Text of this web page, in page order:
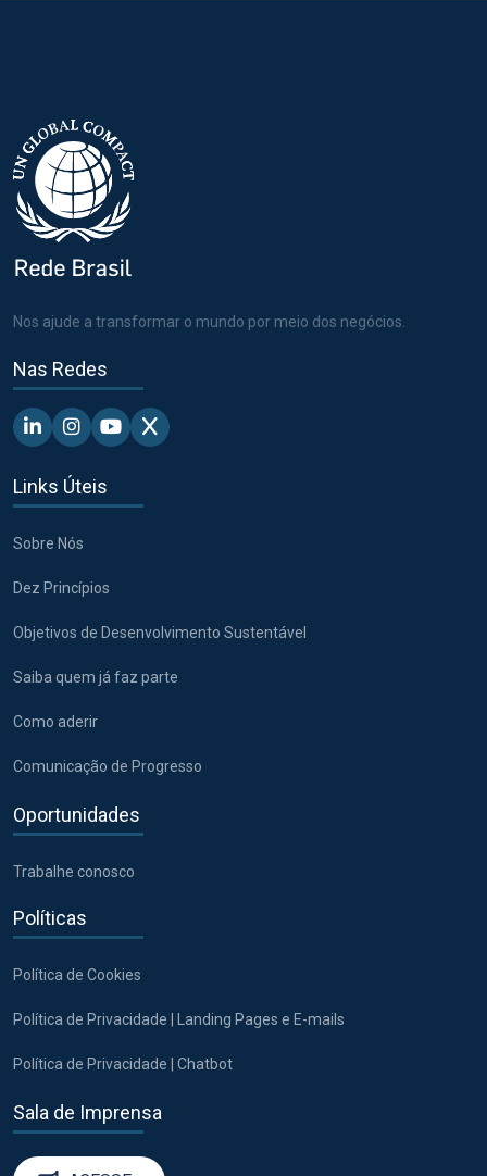
Nos ajude a transformar o mundo por meio dos negócios.
Nas Redes
Linkedin - Pacto Global BR
Instagram - Pacto Global BR
Youtube - Pacto Global BR
X - Pacto Global BR
Links Úteis
Sobre Nós
Dez Princípios
Objetivos de Desenvolvimento Sustentável
Saiba quem já faz parte
Como aderir
Comunicação de Progresso
Oportunidades
Trabalhe conosco
Políticas
Política de Cookies
Política de Privacidade | Landing Pages e E-mails
Política de Privacidade | Chatbot
Sala de Imprensa